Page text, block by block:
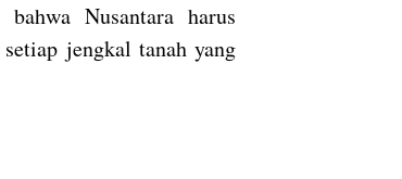
Nusantara harus
jengkal tanah yang